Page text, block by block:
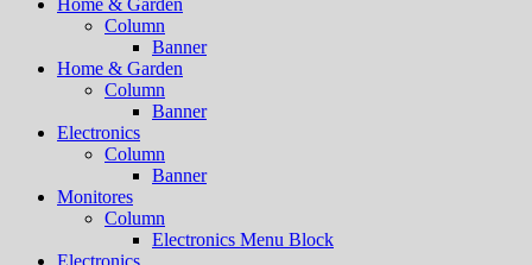
Home & Garden
Column
Banner
Home & Garden
Column
Banner
Electronics
Column
Banner
Monitores
Column
Electronics Menu Block
Electronics